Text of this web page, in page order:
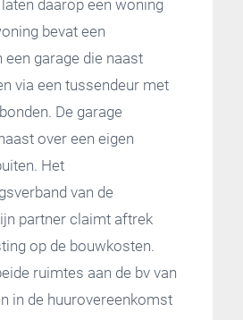
daarop een woning
bevat een
garage die naast
via een tussendeur met
De garage
over een eigen
Het
van de
partner claimt aftrek
op de bouwkosten.
ruimtes aan de bv van
in de huurovereenkomst